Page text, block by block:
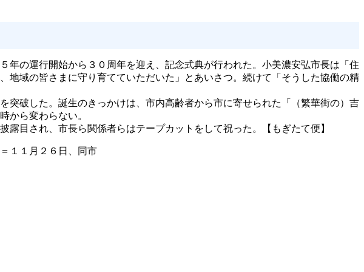
の運行開始から３０周年を迎え、記念式典が行われた。小美濃安弘市長は「住
域の皆さまに守り育てていただいた」とあいさつ。続けて「そうした協働の精
破した。誕生のきっかけは、市内高齢者から市に寄せられた「（繁華街の）吉
から変わらない。
目され、市長ら関係者らはテープカットをして祝った。【もぎたて便】
１１月２６日、同市